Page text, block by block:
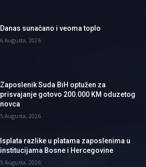
Danas sunačano i veoma toplo
6 Augusta, 2026
Zaposlenik Suda BiH optužen za
prisvajanje gotovo 200.000 KM oduzetog
novca
5 Augusta, 2026
Isplata razlike u platama zaposlenima u
institucijama Bosne i Hercegovine
5 Augusta, 2026